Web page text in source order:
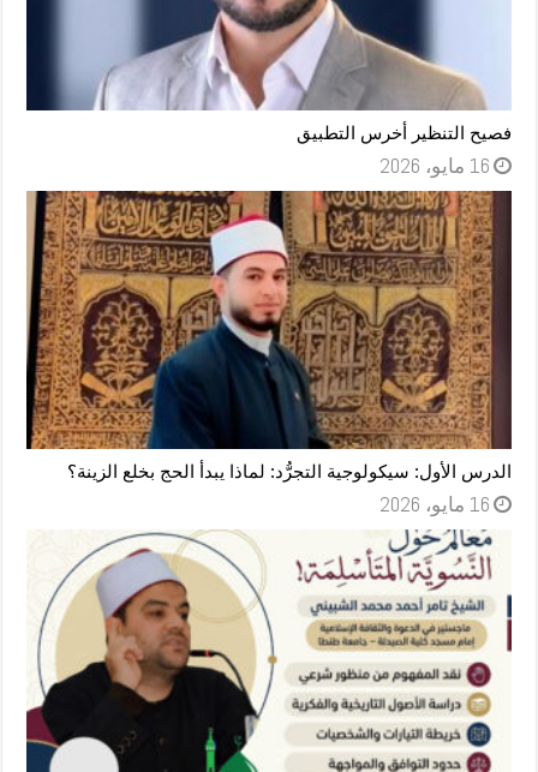
فصيح التنظير أخرس التطبيق
16 مايو، 2026
الدرس الأول: سيكولوجية التجرُّد: لماذا يبدأ الحج بخلع الزينة؟
16 مايو، 2026